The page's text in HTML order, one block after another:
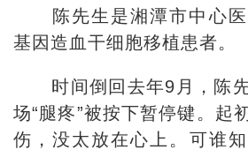
陈先生是湘潭市中心
基因造血干细胞移植患者。
时间倒回去年9月，陈
场“腿疼”被按下暂停键。起
伤，没太放在心上。可谁